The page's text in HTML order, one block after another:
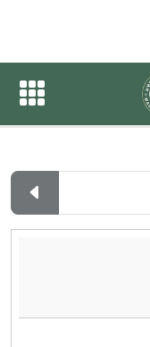
ปฏิทินกิจก
ปฏิทินกิจกรรมข